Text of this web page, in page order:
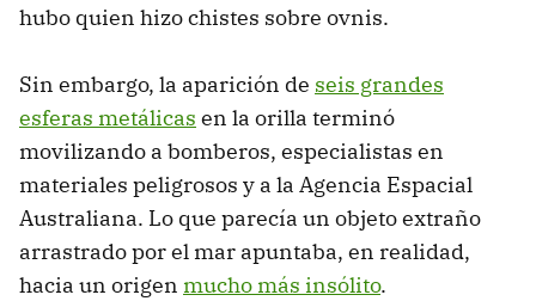
hubo quien hizo chistes sobre ovnis.
Sin embargo, la aparición de seis grandes
esferas metálicas en la orilla terminó
movilizando a bomberos, especialistas en
materiales peligrosos y a la Agencia Espacial
Australiana. Lo que parecía un objeto extraño
arrastrado por el mar apuntaba, en realidad,
hacia un origen mucho más insólito.